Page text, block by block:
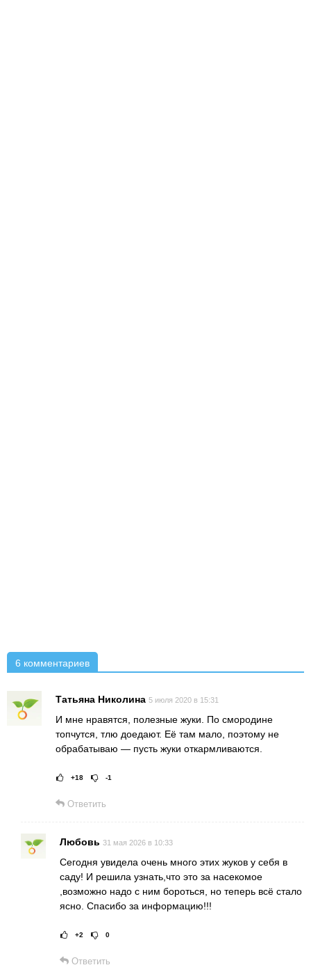
6 комментариев
Татьяна Николина 5 июля 2020 в 15:31
И мне нравятся, полезные жуки. По смородине
топчутся, тлю доедают. Её там мало, поэтому не
обрабатываю — пусть жуки откармливаются.
Рейтинг статьи:
+18 -1
Ответить
Любовь 31 мая 2026 в 10:33
Сегодня увидела очень много этих жуков у себя в
саду! И решила узнать,что это за насекомое
,возможно надо с ним бороться, но теперь всё стало
ясно. Спасибо за информацию!!!
Рейтинг статьи:
+2 0
Ответить